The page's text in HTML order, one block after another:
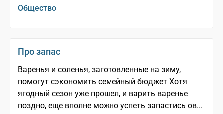
Общество
Про запас
Варенья и соленья, заготовленные на зиму,
помогут сэкономить семейный бюджет Хотя
ягодный сезон уже прошел, и варить варенье
поздно, еще вполне можно успеть запастись ов...